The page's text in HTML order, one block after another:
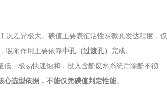
况差异极大。碘值主要表征活性炭微孔发达程度，仅
吸附作用主要依靠中孔（过渡孔） 完成。
、极易快速饱和，投入含酚废水系统后除酚不彻
心选型依据，不能仅凭碘值判定性能。